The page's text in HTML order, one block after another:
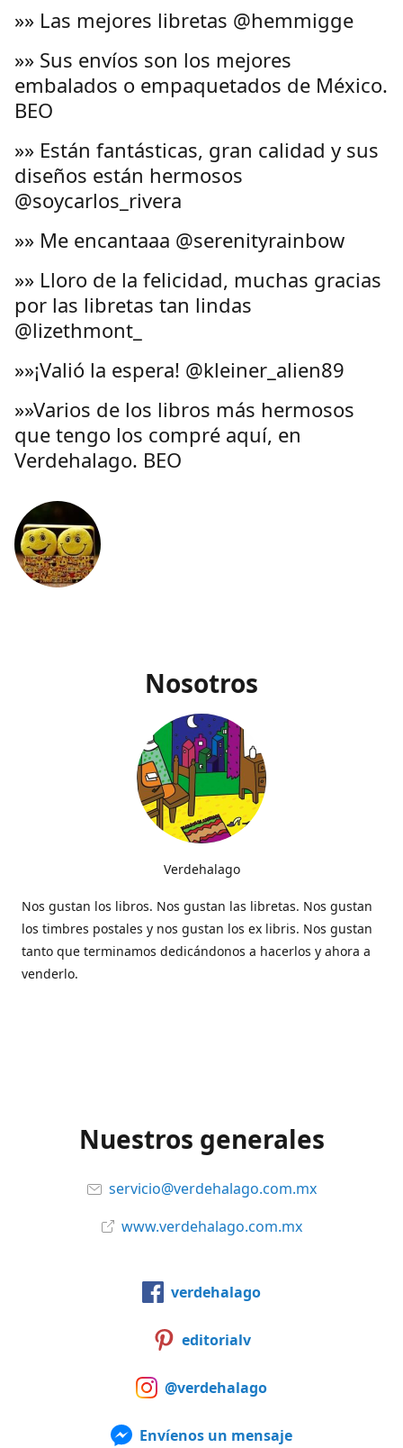
»» Las mejores libretas @hemmigge
»» Sus envíos son los mejores
embalados o empaquetados de México.
BEO
»» Están fantásticas, gran calidad y sus
diseños están hermosos
@soycarlos_rivera
»» Me encantaaa @serenityrainbow
»» Lloro de la felicidad, muchas gracias
por las libretas tan lindas
@lizethmont_
»»¡Valió la espera! @kleiner_alien89
»»Varios de los libros más hermosos
que tengo los compré aquí, en
Verdehalago. BEO
Nosotros
Verdehalago
Nos gustan los libros. Nos gustan las libretas. Nos gustan
los timbres postales y nos gustan los ex libris. Nos gustan
tanto que terminamos dedicándonos a hacerlos y ahora a
venderlo.
Nuestros generales
servicio@verdehalago.com.mx
www.verdehalago.com.mx
verdehalago
editorialv
@verdehalago
Envíenos un mensaje